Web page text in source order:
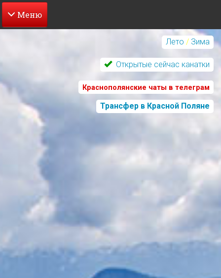
Перейти
содержанию
Лето / Зима
Открытые сейчас канатки
Краснополянские чаты в телеграм
Трансфер в Красной Поляне